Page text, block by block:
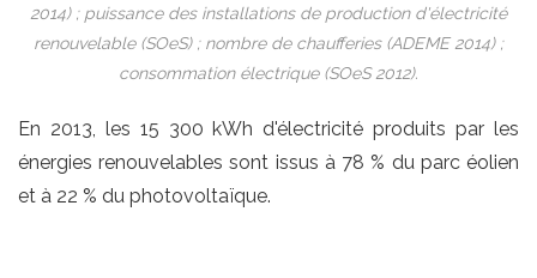
2014) ; puissance des installations de production d'électricité
renouvelable (SOeS) ; nombre de chaufferies (ADEME 2014) ;
consommation électrique (SOeS 2012).
En 2013, les 15 300 kWh d'électricité produits par les
énergies renouvelables sont issus à 78 % du parc éolien
et à 22 % du photovoltaïque.